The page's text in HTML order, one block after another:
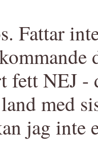
Fattar
fett NEJ -
med
jag inte